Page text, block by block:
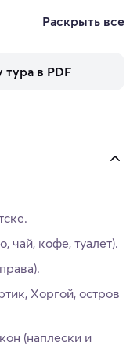
Раскрыть все
в PDF
чай, кофе, туалет).
Хоргой, остров
(наплески и